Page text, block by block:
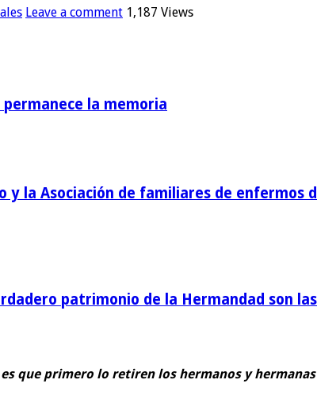
Leave a comment 1,187 Views
la memoria
y la Asociación de familiares de enfermos
patrimonio de la Hermandad son
que primero lo retiren los hermanos y hermanas